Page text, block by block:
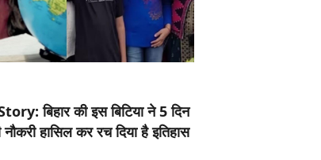
बिहार की इस बिटिया ने 5 दिन
हासिल कर रच दिया है इतिहास